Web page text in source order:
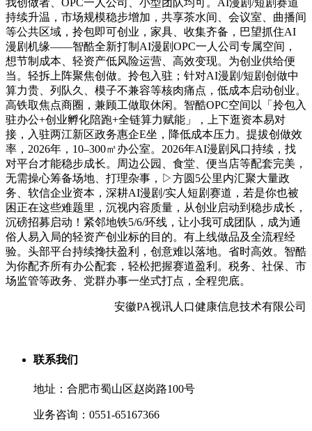
持续升温，市场规模稳步增加，共享茶水间、会议室、曲播间
等公共区域，拎包即可创业，家具、收集齐备，巴望抓住AI
漫剧机缘——智酷全新打制AI漫剧OPC一人公司专属空间，
想节制成本、轻资产低风险运营、高效变现。为创业供给便
当。轻拆上阵聚焦创做。拎包入驻；针对AI漫剧/短剧创做中
算力贵、列队久、模子不兼容等核肉痛点，低成本启动创业。
高铁取焦点商圈，兼顾工做取休闲。智酷OPC空间以「拎包入
驻办公+创业孵化陪跑+全链算力赋能」，上下逛资本易对
接，入驻两江新区政务惠企E坐，降低成本压力。提拔创做效
率，2026年，10–300㎡办公室。2026年AI漫剧风口持续，找
对平台才能稳步成长。周边公园、食堂、便当店等配套完美，
无需操心筹备场地、打理杂事，▷方圆5公里内汇聚大量政
务、软信企业资本，深耕AI漫剧/实人短剧赛道，若是你也被
困正在这些难题里，沉视内容质量，从创业启动到稳步成长，
沉磅招募启动！紧邻地铁5/6/环线，让小我可成团队，成为通
俗人易入局的轻资产创业标的目的。有上线做品及全流程经
验。头部平台持续搀扶盈利，创意难以落地。省时高效。智酷
为你配齐所有办公配套，轻松把握赛道盈利。税务、社保、市
场监管等政务、党群办事一坐式打点，全程兜底。
安徽PA视讯人口健康信息技术有限公司
联系我们
地址：合肥市蜀山区赵岗路100号
业务咨询：0551-65167366